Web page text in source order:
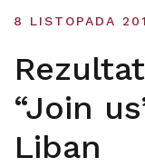
8 LISTOPADA
“Join
Liban